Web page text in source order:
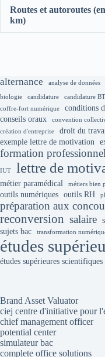
Routes et autoroutes (en
km)
alternance analyse de données
biologie candidature candidature
coffre-fort numérique conditions
conseils oraux
convention
création d'entreprise droit du
exemple lettre de motivation
formation
IUT lettre de
métier paramédical métiers bien
outils numériques outils RH
préparation aux
reconversion salaire
sujets bac transformation
études
études supérieures scientifiques
Brand Asset Valuator
ciej centre d'initiative pour
chief management officer
potential center
simulateur bac
complete office solutions